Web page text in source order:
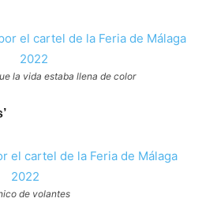
la vida estaba llena de color
de volantes